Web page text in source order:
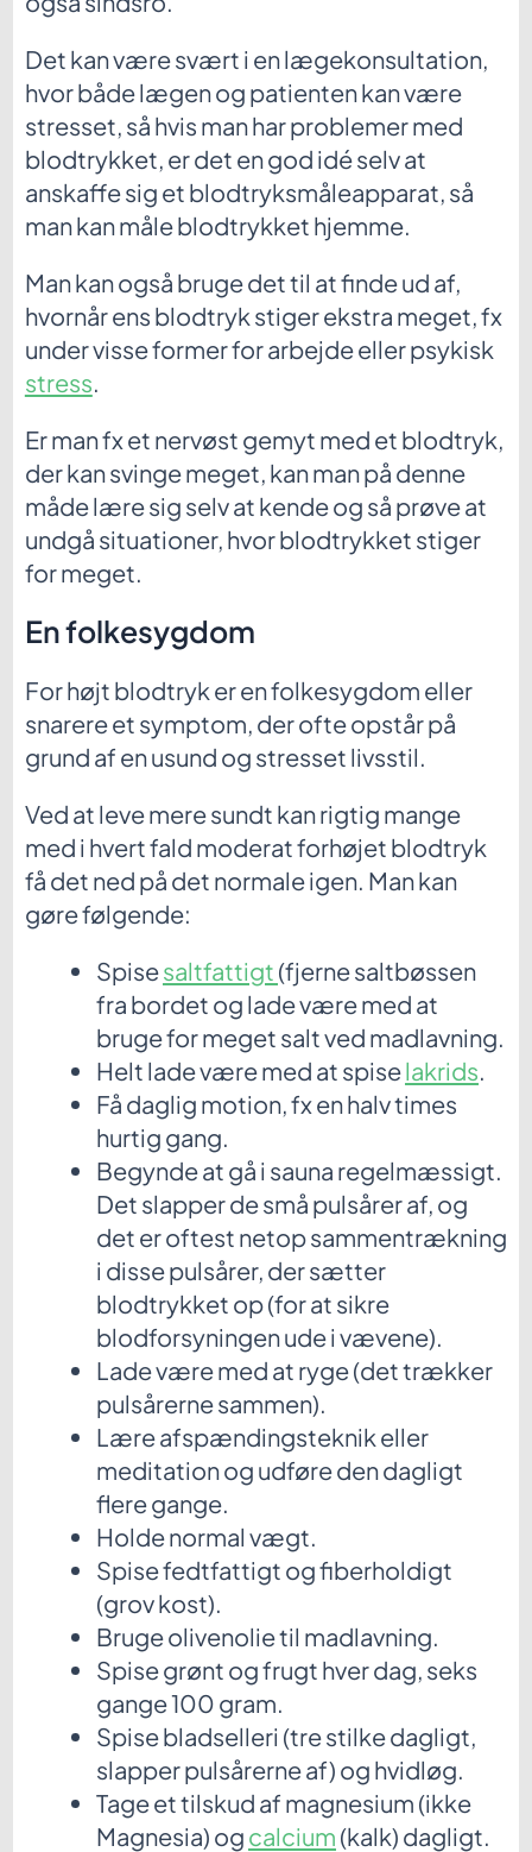
Det kan være svært i en lægekonsultation,
hvor både lægen og patienten kan være
stresset, så hvis man har problemer med
blodtrykket, er det en god idé selv at
anskaffe sig et blodtryksmåleapparat, så
man kan måle blodtrykket hjemme.
Man kan også bruge det til at finde ud af,
hvornår ens blodtryk stiger ekstra meget, fx
under visse former for arbejde eller psykisk
stress.
Er man fx et nervøst gemyt med et blodtryk,
der kan svinge meget, kan man på denne
måde lære sig selv at kende og så prøve at
undgå situationer, hvor blodtrykket stiger
for meget.
En folkesygdom
For højt blodtryk er en folkesygdom eller
snarere et symptom, der ofte opstår på
grund af en usund og stresset livsstil.
Ved at leve mere sundt kan rigtig mange
med i hvert fald moderat forhøjet blodtryk
få det ned på det normale igen. Man kan
gøre følgende:
Spisesaltfattigt (fjerne saltbøssen
fra bordet og lade være med at
bruge for meget salt ved madlavning.
Helt lade være med at spiselakrids.
Få daglig motion, fx en halv times
hurtig gang.
Begynde at gå i sauna regelmæssigt.
Det slapper de små pulsårer af, og
det er oftest netop sammentrækning
i disse pulsårer, der sætter
blodtrykket op (for at sikre
blodforsyningen ude i vævene).
Lade være med at ryge (det trækker
pulsårerne sammen).
Lære afspændingsteknik eller
meditation og udføre den dagligt
flere gange.
Holde normal vægt.
Spise fedtfattigt og fiberholdigt
(grov kost).
Bruge olivenolie til madlavning.
Spise grønt og frugt hver dag, seks
gange 100 gram.
Spise bladselleri (tre stilke dagligt,
slapper pulsårerne af) og hvidløg.
Tage et tilskud af magnesium (ikke
Magnesia) og calcium (kalk) dagligt.